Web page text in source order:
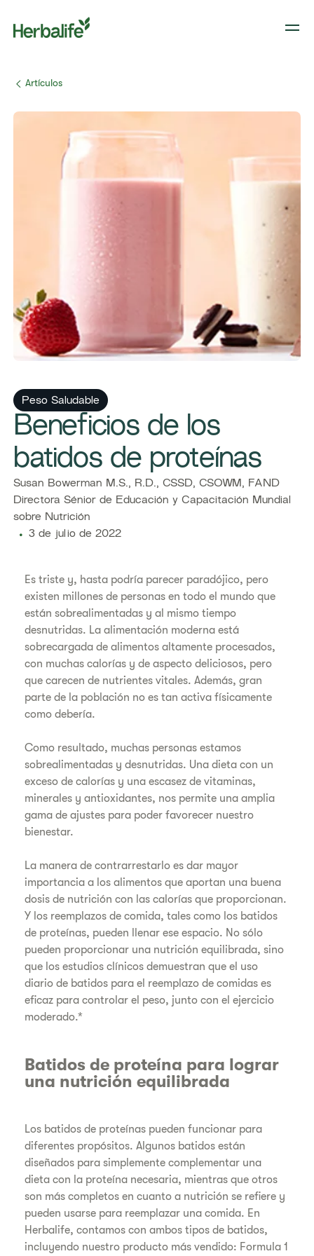
​​Artículos​
Peso Saludable
Beneficios de los
batidos de proteínas
Susan Bowerman M.S., R.D., CSSD, CSOWM, FAND
Directora Sénior de Educación y Capacitación Mundial
sobre Nutrición
3 de julio de 2022
Es triste y, hasta podría parecer paradójico, pero
existen millones de personas en todo el mundo que
están sobrealimentadas y al mismo tiempo
desnutridas. La alimentación moderna está
sobrecargada de alimentos altamente procesados,
con muchas calorías y de aspecto deliciosos, pero
que carecen de nutrientes vitales. Además, gran
parte de la población no es tan activa físicamente
como debería.
Como resultado, muchas personas estamos
sobrealimentadas y desnutridas. Una dieta con un
exceso de calorías y una escasez de vitaminas,
minerales y antioxidantes, nos permite una amplia
gama de ajustes para poder favorecer nuestro
bienestar.
La manera de contrarrestarlo es dar mayor
importancia a los alimentos que aportan una buena
dosis de nutrición con las calorías que proporcionan.
Y los reemplazos de comida, tales como los batidos
de proteínas, pueden llenar ese espacio. No sólo
pueden proporcionar una nutrición equilibrada, sino
que los estudios clínicos demuestran que el uso
diario de batidos para el reemplazo de comidas es
eficaz para controlar el peso, junto con el ejercicio
moderado.*
Batidos de proteína para lograr
una nutrición equilibrada
Los batidos de proteínas pueden funcionar para
diferentes propósitos. Algunos batidos están
diseñados para simplemente complementar una
dieta con la proteína necesaria, mientras que otros
son más completos en cuanto a nutrición se refiere y
pueden usarse para reemplazar una comida. En
Herbalife, contamos con ambos tipos de batidos,
incluyendo nuestro producto más vendido: Formula 1